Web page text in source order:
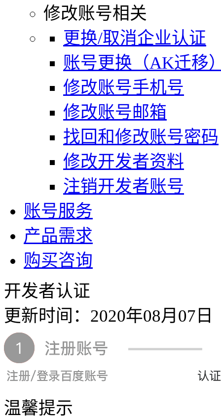
修改账号相关
更换/取消企业认证
账号更换（AK迁移
修改账号手机号
修改账号邮箱
找回和修改账号密码
修改开发者资料
注销开发者账号
账号服务
产品需求
购买咨询
开发者认证
更新时间：2020年08月07日
温馨提示